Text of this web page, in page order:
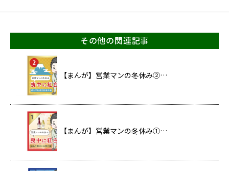
その他の関連記事
【まんが】営業マンの冬休み②…
【まんが】営業マンの冬休み①…